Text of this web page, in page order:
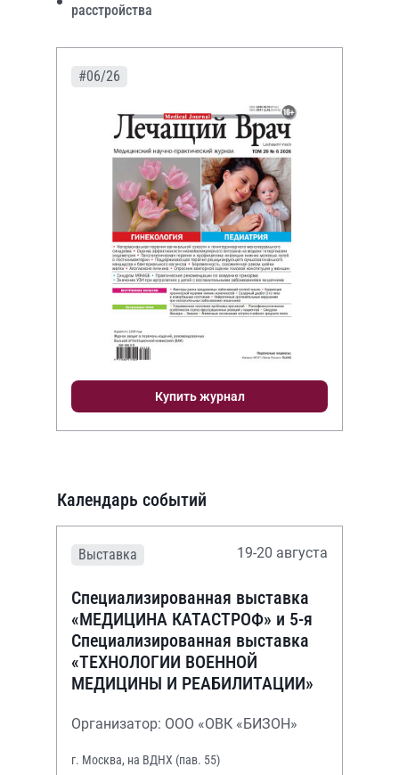
расстройства
#06/26
Купить журнал
Календарь событий
Выставка 19-20 августа
Специализированная выставка
«МЕДИЦИНА КАТАСТРОФ» и 5-я
Специализированная выставка
«ТЕХНОЛОГИИ ВОЕННОЙ
МЕДИЦИНЫ И РЕАБИЛИТАЦИИ»
Организатор: ООО «ОВК «БИЗОН»
г. Москва, на ВДНХ (пав. 55)